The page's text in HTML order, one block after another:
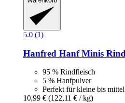
5.0 (1)
Hanfred Hanf Minis
95 % Rindfleisch
5 % Hanfpulver
Perfekt für kleine bis
10,99 € (122,11 € / kg)